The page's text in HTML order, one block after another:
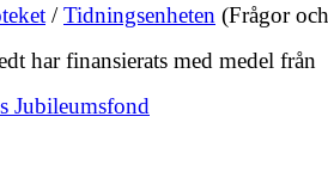
/Tidningsenheten (Frågor
har finansierats med medel från
Jubileumsfond